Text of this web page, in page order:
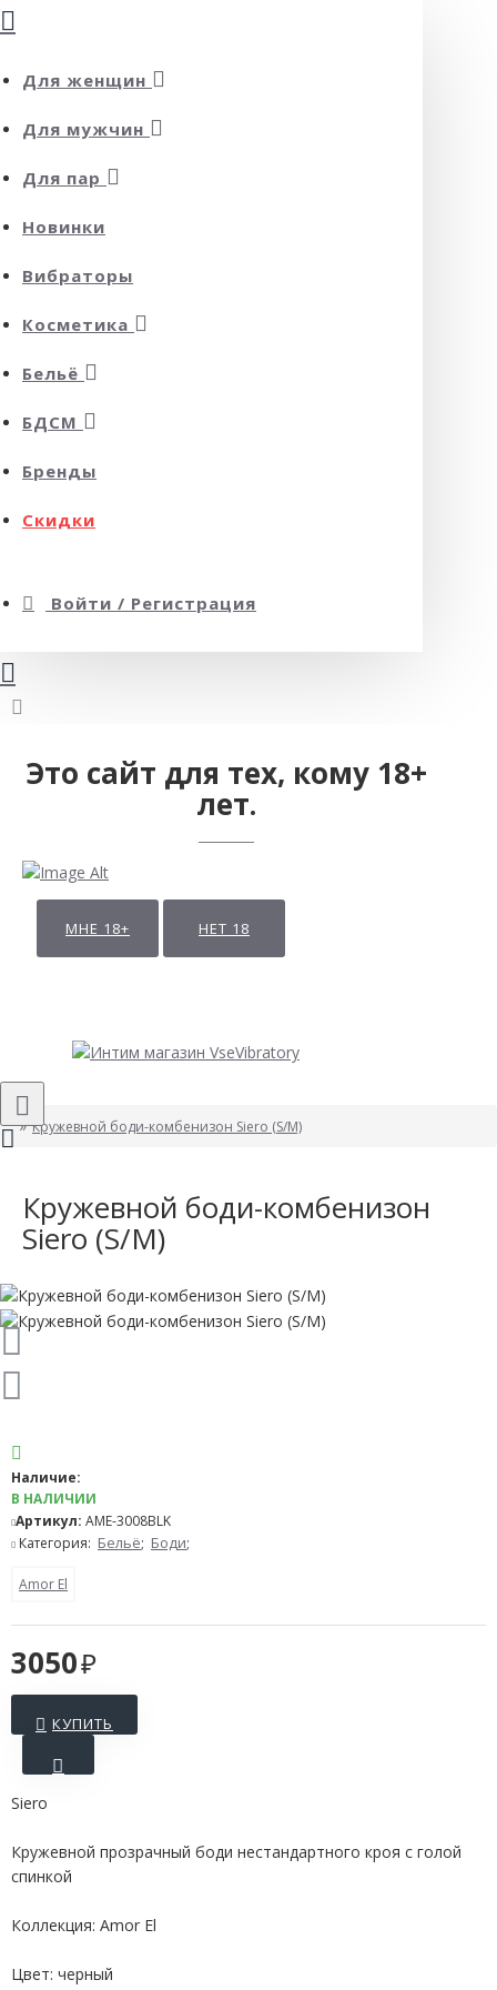
Для женщин
Для мужчин
Для пар
Новинки
Вибраторы
Косметика
Бельё
БДСМ
Бренды
Скидки
Войти / Регистрация
Это сайт для тех, кому 18+
лет.
МНЕ 18+ НЕТ 18
Кружевной боди-комбенизон Siero (S/M)
Кружевной боди-комбенизон
Siero (S/M)
3050
Наличие:
В НАЛИЧИИ
Артикул: AME-3008BLK
Категория: Бельё; Боди;
Amor El
КУПИТЬ
Siero
Кружевной прозрачный боди нестандартного кроя с голой
спинкой
Коллекция: Amor El
Цвет: черный